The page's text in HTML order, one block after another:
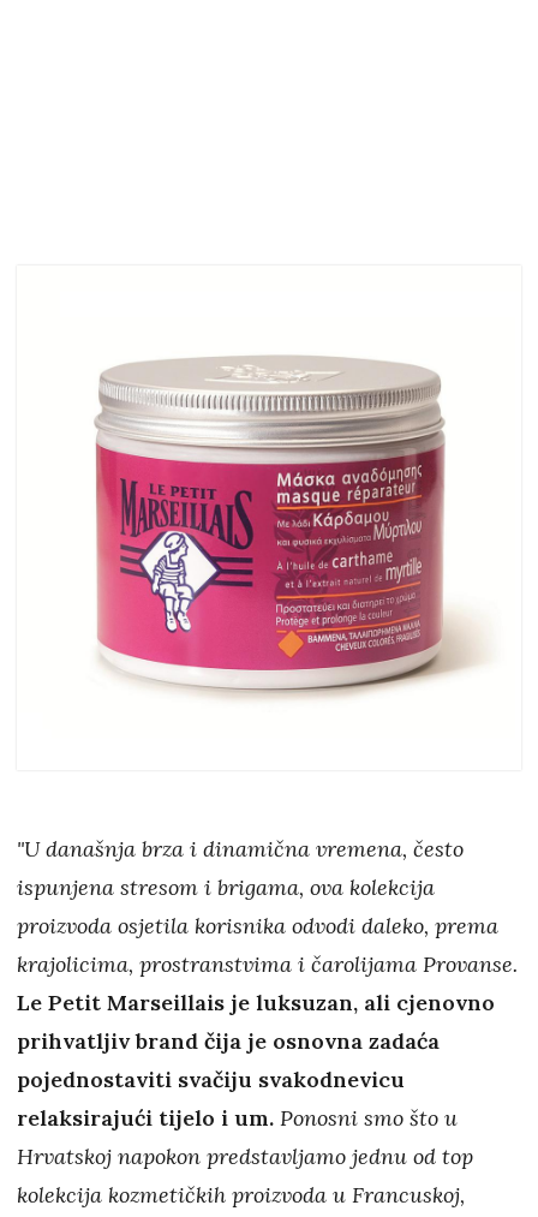
"U današnja brza i dinamična vremena, često
ispunjena stresom i brigama, ova kolekcija
proizvoda osjetila korisnika odvodi daleko, prema
krajolicima, prostranstvima i čarolijama Provanse.
Le Petit Marseillais je luksuzan, ali cjenovno
prihvatljiv brand čija je osnovna zadaća
pojednostaviti svačiju svakodnevicu
relaksirajući tijelo i um. Ponosni smo što u
Hrvatskoj napokon predstavljamo jednu od top
kolekcija kozmetičkih proizvoda u Francuskoj,